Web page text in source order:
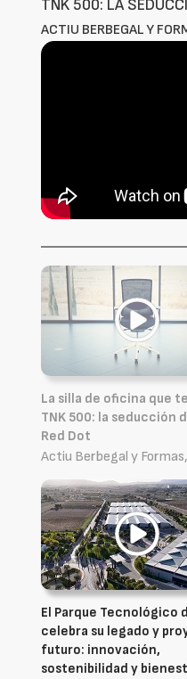
TNK 500: LA
ACTIU BERBEGAL Y
La silla de oficina que
TNK 500: la seducción
Red Dot
Actiu Berbegal y Formas,
El Parque Tecnológico
celebra su legado y
futuro: innovación,
sostenibilidad y